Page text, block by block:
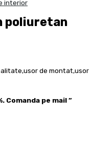
interior
poliuretan
de montat,usor
Comanda pe mail ”